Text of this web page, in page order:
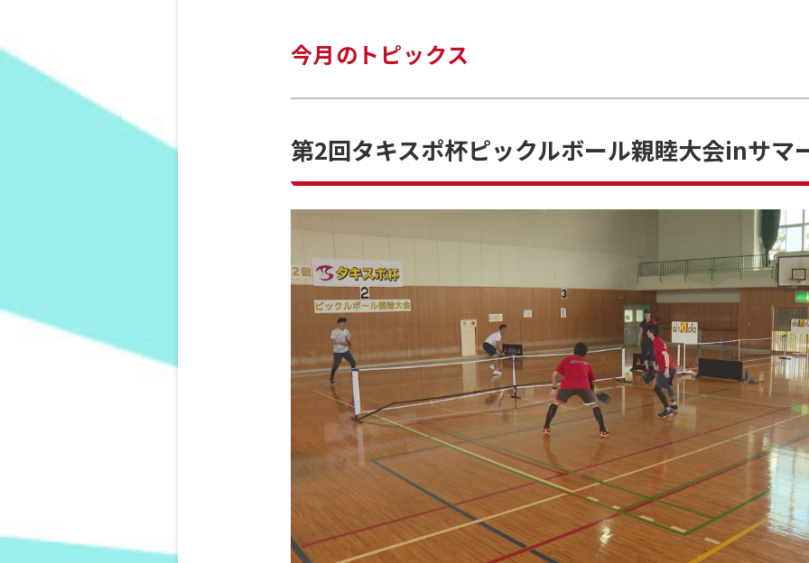
今月のトピックス
第2回タキスポ杯ピックルボール親睦大会inサマ